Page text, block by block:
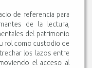
de referencia para
de la lectura,
del patrimonio
rol como custodio de
los lazos entre
el acceso al